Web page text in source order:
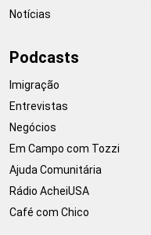
Notícias
Podcasts
Imigração
Entrevistas
Negócios
Em Campo com Tozzi
Ajuda Comunitária
Rádio AcheiUSA
Café com Chico